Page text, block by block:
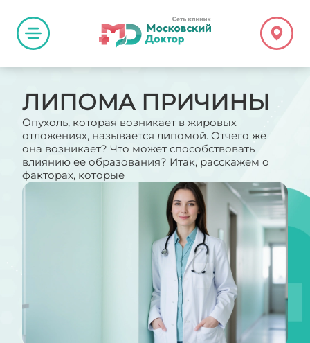
ЛИПОМА ПРИЧИНЫ
Опухоль, которая возникает в жировых
отложениях, называется липомой. Отчего же
она возникает? Что может способствовать
влиянию ее образования? Итак, расскажем о
факторах, которые